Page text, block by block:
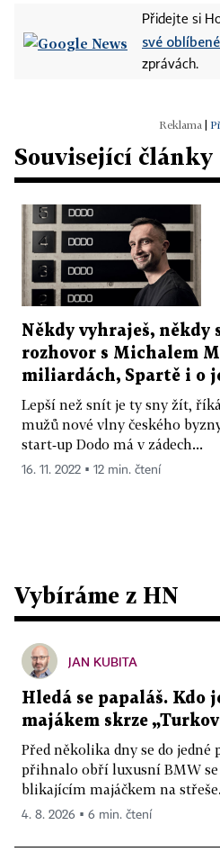
Přidejte si
své
zprávách.
Související články
Někdy vyhraješ, někdy
rozhovor s Michalem
miliardách, Spartě i o
Lepší než snít je ty sny žít,
mužů nové vlny českého
start‑up Dodo má v zádech...
16. 11. 2022 ▪ 12 min. čtení
Vybíráme z HN
JAN KUBITA
Hledá se papaláš. Kdo
majákem skrze
Před několika dny se do
přihnalo obří luxusní BMW
blikajícím majáčkem na
4. 8. 2026 ▪ 6 min. čtení